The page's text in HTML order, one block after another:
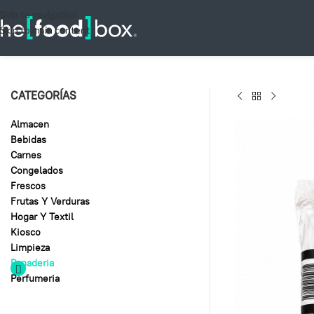
Skip to navigation
Skip to main content
CATEGORÍAS
Almacen
Bebidas
Carnes
Congelados
Frescos
Frutas Y Verduras
Hogar Y Textil
Kiosco
Limpieza
Panaderia
Perfumeria